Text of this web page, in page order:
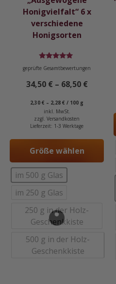
Honigvielfalt“ 6 x
verschiedene
Honigsorten
Bewertet
mit
von 5
geprüfte Gesamtbewertungen
34,50 € – 68,50 €
2,30 € – 2,28 € / 100 g
inkl. MwSt.
zzgl. Versandkosten
Lieferzeit: 1-3 Werktage
Größe wählen
Produktseite
werden
im 500 g Glas
im 250 g Glas
250 g in der Holz-
Geschenkkiste
500 g in der Holz-
Geschenkkiste